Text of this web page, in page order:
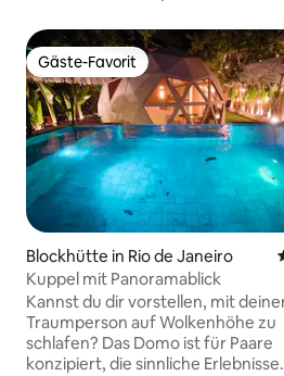
Gäste-Favorit
Gäste-Favorit
Blockhütte in Rio de Janeiro
Kuppel mit Panoramablick
Kannst du dir vorstellen, mit
Traumperson auf Wolkenhöhe zu
schlafen? Das Domo ist für Paare
konzipiert, die sinnliche Erlebnisse